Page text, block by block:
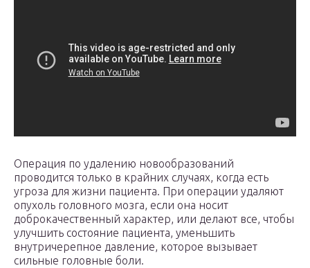
Операция по удалению новообразований
проводится только в крайних случаях, когда есть
угроза для жизни пациента. При операции удаляют
опухоль головного мозга, если она носит
доброкачественный характер, или делают все, чтобы
улучшить состояние пациента, уменьшить
внутричерепное давление, которое вызывает
сильные головные боли.